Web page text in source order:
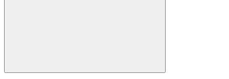
Buscar